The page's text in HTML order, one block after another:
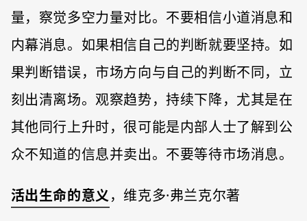
量，察觉多空力量对比。不要相信小道消息和
内幕消息。如果相信自己的判断就要坚持。如
果判断错误，市场方向与自己的判断不同，立
刻出清离场。观察趋势，持续下降，尤其是在
其他同行上升时，很可能是内部人士了解到公
众不知道的信息并卖出。不要等待市场消息。
活出生命的意义，维克多·弗兰克尔著